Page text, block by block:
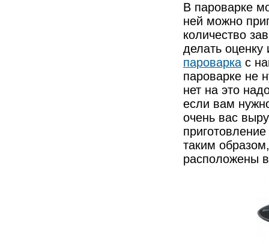
В пароварке
ней можно
количество
делать оценку
пароварка с
пароварке не
нет на это
если вам
очень вас
таким
расположены